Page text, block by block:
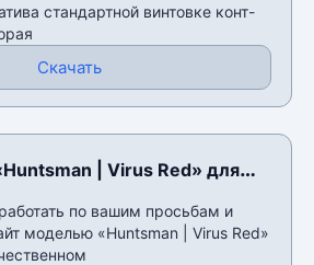
стандартной винтовке конт-
Скачать
| Virus Red» для
по вашим просьбам и
моделью «Huntsman | Virus Red»